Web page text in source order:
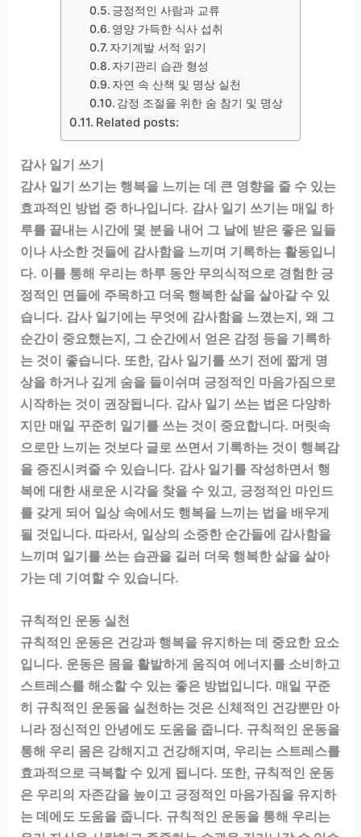
긍정적인 사람과 교류
영양 가득한 식사 섭취
자기계발 서적 읽기
자기관리 습관 형성
자연 속 산책 및 명상 실천
감정 조절을 위한 숨 참기 및 명상
Related posts:
감사 일기 쓰기
감사 일기 쓰기는 행복을 느끼는 데 큰 영향을 줄 수 있는
효과적인 방법 중 하나입니다. 감사 일기 쓰기는 매일 하
루를 끝내는 시간에 몇 분을 내어 그 날에 받은 좋은 일들
이나 사소한 것들에 감사함을 느끼며 기록하는 활동입니
다. 이를 통해 우리는 하루 동안 무의식적으로 경험한 긍
정적인 면들에 주목하고 더욱 행복한 삶을 살아갈 수 있
습니다. 감사 일기에는 무엇에 감사함을 느꼈는지, 왜 그
순간이 중요했는지, 그 순간에서 얻은 감정 등을 기록하
는 것이 좋습니다. 또한, 감사 일기를 쓰기 전에 짧게 명
상을 하거나 깊게 숨을 들이쉬며 긍정적인 마음가짐으로
시작하는 것이 권장됩니다. 감사 일기 쓰는 법은 다양하
지만 매일 꾸준히 일기를 쓰는 것이 중요합니다. 머릿속
으로만 느끼는 것보다 글로 쓰면서 기록하는 것이 행복감
을 증진시켜줄 수 있습니다. 감사 일기를 작성하면서 행
복에 대한 새로운 시각을 찾을 수 있고, 긍정적인 마인드
를 갖게 되어 일상 속에서도 행복을 느끼는 법을 배우게
될 것입니다. 따라서, 일상의 소중한 순간들에 감사함을
느끼며 일기를 쓰는 습관을 길러 더욱 행복한 삶을 살아
가는 데 기여할 수 있습니다.
규칙적인 운동 실천
규칙적인 운동은 건강과 행복을 유지하는 데 중요한 요소
입니다. 운동은 몸을 활발하게 움직여 에너지를 소비하고
스트레스를 해소할 수 있는 좋은 방법입니다. 매일 꾸준
히 규칙적인 운동을 실천하는 것은 신체적인 건강뿐만 아
니라 정신적인 안녕에도 도움을 줍니다. 규칙적인 운동을
통해 우리 몸은 강해지고 건강해지며, 우리는 스트레스를
효과적으로 극복할 수 있게 됩니다. 또한, 규칙적인 운동
은 우리의 자존감을 높이고 긍정적인 마음가짐을 유지하
는 데에도 도움을 줍니다. 규칙적인 운동을 통해 우리는